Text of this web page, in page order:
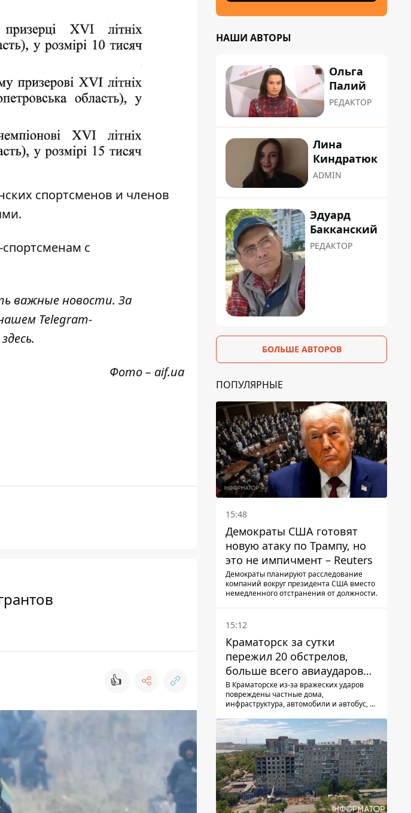
спортсменов и членов
с
важные новости. За
Telegram-
здесь.
Фото – aif.ua
👍
НАШИ АВТОРЫ
Ольга
Палий
РЕДАКТОР
Лина
Киндратюк
ADMIN
Эдуард
Бакканский
РЕДАКТОР
БОЛЬШЕ АВТОРОВ
ПОПУЛЯРНЫЕ
15:48
Демократы США готовят
новую атаку по Трампу, но
это не импичмент – Reuters
Демократы планируют расследование
компаний вокруг президента США вместо
немедленного отстранения от должности.
15:12
Краматорск за сутки
пережил 20 обстрелов,
больше всего авиаударов
КАБ-250
В Краматорске из-за вражеских ударов
повреждены частные дома,
инфраструктура, автомобили и автобус, а
человек и еще 15 получили ранения